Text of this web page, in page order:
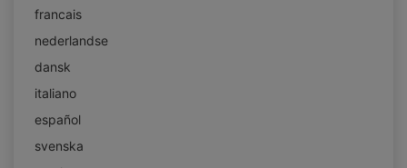
francais
nederlandse
dansk
italiano
español
svenska